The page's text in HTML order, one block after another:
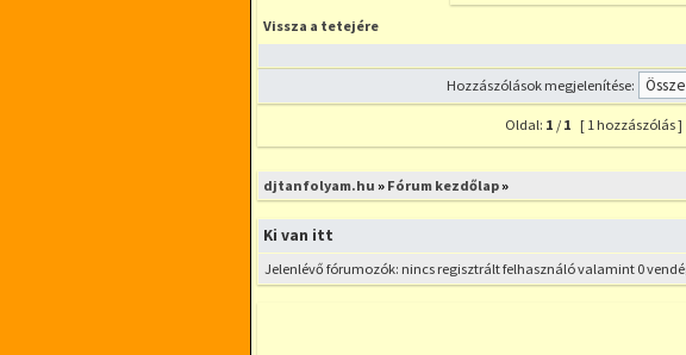
Vissza a tetejére
Profil
Hozzászólások megjelenítése:
Új téma nyitása Hozzászólás a témához
Oldal: 1 / 1 [ 1 hozzászólás ]
djtanfolyam.hu » Fórum kezdőlap»
Ki van itt
Jelenlévő fórumozók: nincs regisztrált felhasználó valamint 0